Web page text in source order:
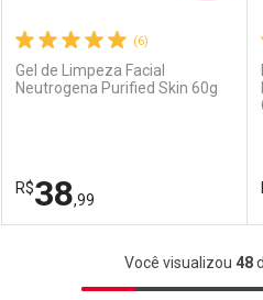
Comprar sem Desconto
Por R$ 186,99/cada
Por R$ 186,99/cada
(6)
Gel de Limpeza Facial
Neutrogena Purified Skin 60g
R$38,99
Você visualizou 48